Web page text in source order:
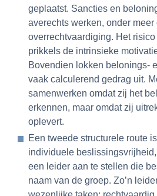
geplaatst. Sancties en
averechts werken, onder meer
overrechtvaardiging. Het
prikkels de intrinsieke
Bovendien lokken belonings-
vaak calculerend gedrag uit.
samenwerken omdat zij het
erkennen, maar omdat zij
oplevert.
Een tweede structurele route
individuele
een leider aan te stellen die
naam van de groep. Zo’n